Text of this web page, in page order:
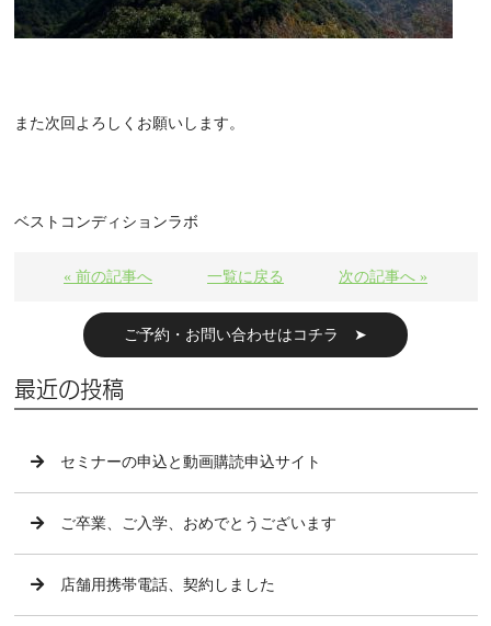
また次回よろしくお願いします。
ベストコンディションラボ
« 前の記事へ 一覧に戻る 次の記事へ »
ご予約・お問い合わせはコチラ ➤
最近の投稿
セミナーの申込と動画購読申込サイト
ご卒業、ご入学、おめでとうございます
店舗用携帯電話、契約しました